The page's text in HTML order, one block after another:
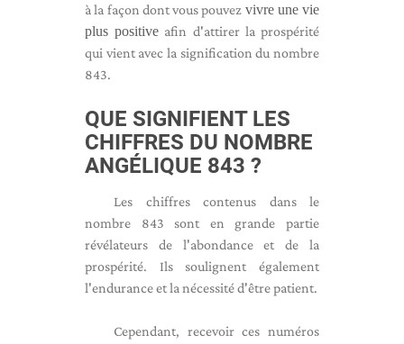
à la façon dont vous pouvez vivre une vie
plus positive afin d'attirer la prospérité
qui vient avec la signification du nombre
843.
QUE SIGNIFIENT LES
CHIFFRES DU NOMBRE
ANGÉLIQUE 843 ?
Les chiffres contenus dans le
nombre 843 sont en grande partie
révélateurs de l'abondance et de la
prospérité. Ils soulignent également
l'endurance et la nécessité d'être patient.
Cependant, recevoir ces numéros